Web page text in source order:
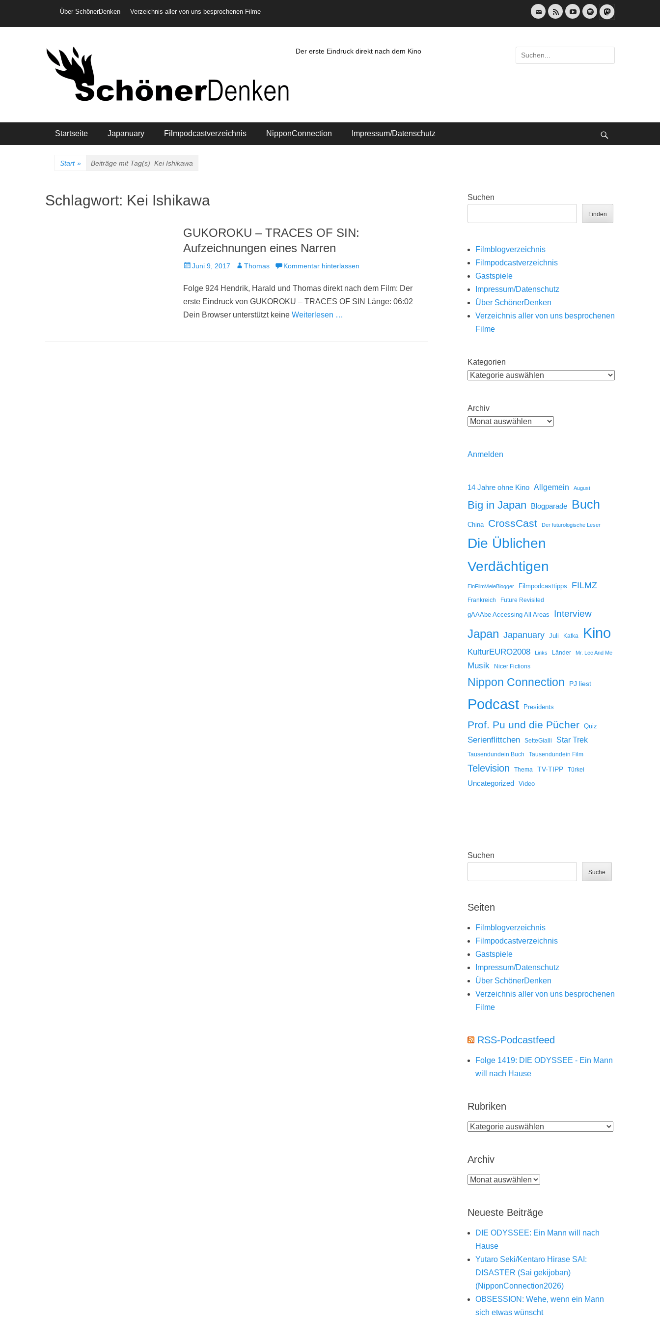
Header-Menü
Über SchönerDenken Verzeichnis aller von uns besprochenen Filme
E-
Mail
Feed YouTubeSpotify
Der erste Eindruck direkt nach dem Kino
Suche
nach:
Hauptmenü
Startseite Japanuary Filmpodcastverzeichnis NipponConnection Impressum/Datenschutz
Start » Beiträge mit Tag(s) Kei Ishikawa
Schlagwort: Kei Ishikawa
GUKOROKU – TRACES OF SIN:
Aufzeichnungen eines Narren
Veröffentlicht
Juni 9, 2017 AutorThomas Kommentar hinterlassen
Folge 924 Hendrik, Harald und Thomas direkt nach dem Film: Der
erste Eindruck von GUKOROKU – TRACES OF SIN Länge: 06:02
Dein Browser unterstützt keine Weiterlesen …
Suchen
Finden
Filmblogverzeichnis
Filmpodcastverzeichnis
Gastspiele
Impressum/Datenschutz
Über SchönerDenken
Verzeichnis aller von uns besprochenen
Filme
Kategorien
Archiv
Anmelden
14 Jahre ohne Kino Allgemein August
Big in Japan Blogparade Buch
China CrossCast Der futurologische Leser
Die Üblichen
Verdächtigen
EinFilmVieleBlogger Filmpodcasttipps FILMZ
Frankreich Future Revisited
gAAAbe Accessing All Areas Interview
Japan Japanuary Juli Kafka Kino
KulturEURO2008 Links Länder Mr. Lee And Me
Musik Nicer Fictions
Nippon Connection PJ liest
Podcast Presidents
Prof. Pu und die Pücher Quiz
Serienflittchen SetteGialli Star Trek
Tausendundein Buch Tausendundein Film
Television Thema TV-TIPP Türkei
Uncategorized Video
Suchen
Suche
Seiten
Filmblogverzeichnis
Filmpodcastverzeichnis
Gastspiele
Impressum/Datenschutz
Über SchönerDenken
Verzeichnis aller von uns besprochenen
Filme
RSS-Podcastfeed
Folge 1419: DIE ODYSSEE - Ein Mann
will nach Hause
Rubriken
Rubriken
Archiv
Archiv
Neueste Beiträge
DIE ODYSSEE: Ein Mann will nach
Hause
Yutaro Seki/Kentaro Hirase SAI:
DISASTER (Sai gekijoban)
(NipponConnection2026)
OBSESSION: Wehe, wenn ein Mann
sich etwas wünscht